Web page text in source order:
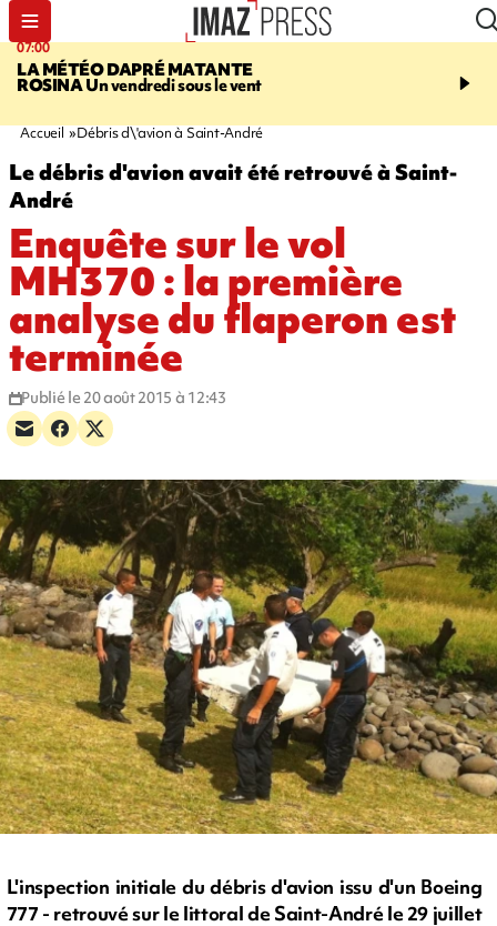
07:00
LA MÉTÉO DAPRÉ MATANTE
ROSINAUn vendredi sous le vent
07:58
téléphérique Papang
Accueil Débris d\'avion à Saint-André
Le débris d'avion avait été retrouvé à Saint-
André
Enquête sur le vol
MH370 : la première
analyse du flaperon est
terminée
Publié le 20 août 2015 à 12:43
L'inspection initiale du débris d'avion issu d'un Boeing
777 - retrouvé sur le littoral de Saint-André le 29 juillet